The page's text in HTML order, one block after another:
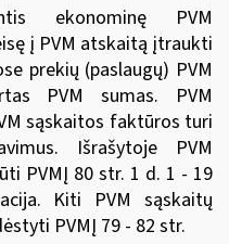
ekonominę PVM
į PVM atskaitą įtraukti
prekių (paslaugų) PVM
PVM sumas. PVM
sąskaitos faktūros turi
Išrašytoje PVM
PVMĮ 80 str. 1 d. 1 - 19
Kiti PVM sąskaitų
PVMĮ 79 - 82 str.